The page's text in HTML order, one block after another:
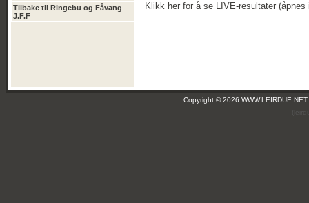
Tilbake til Ringebu og Fåvang
J.F.F
Klikk her for å se LIVE-resultater (åpnes
Copyright © 2026